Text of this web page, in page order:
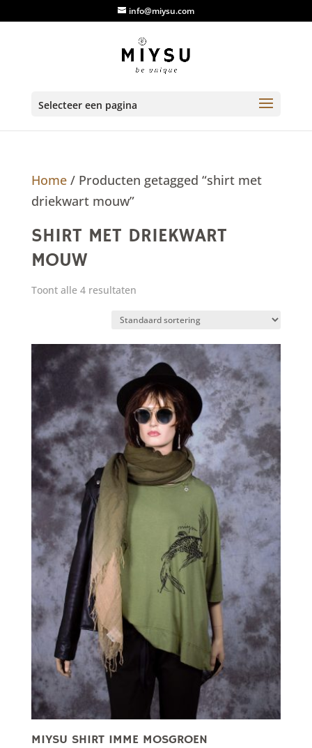
info@miysu.com
Selecteer een pagina
Home/ Producten getagged “shirt met
driekwart mouw”
SHIRT MET DRIEKWART
MOUW
Toont alle 4 resultaten
MIYSU SHIRT IMME MOSGROEN